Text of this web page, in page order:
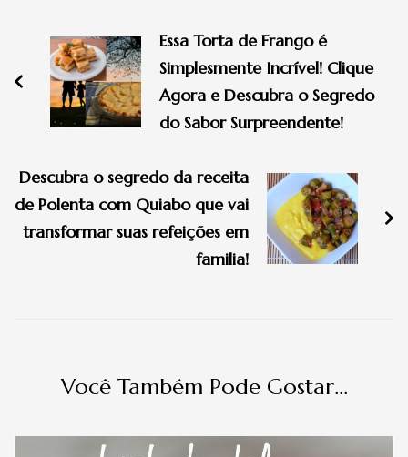
post
Essa Torta de Frango é
Simplesmente Incrível! Clique
Agora e Descubra o Segredo
do Sabor Surpreendente!
Descubra o segredo da receita
de Polenta com Quiabo que vai
transformar suas refeições em
familia!
Você Também Pode Gostar...